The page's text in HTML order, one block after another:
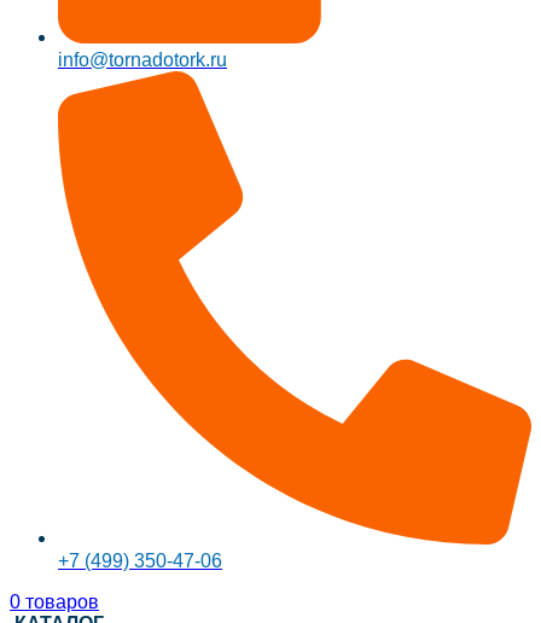
info@tornadotork.ru
+7 (499) 350-47-06
0 товаров